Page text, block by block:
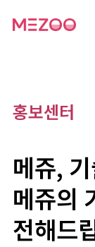
홍보센터
메쥬,
메쥬의
전해드